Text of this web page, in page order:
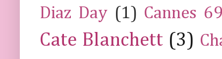
Diaz Day (1) Cannes
Cate Blanchett (3)